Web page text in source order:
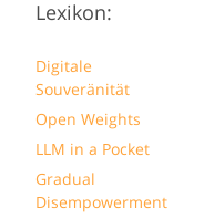
Lexikon:
Digitale
Souveränität
Open Weights
LLM in a Pocket
Gradual
Disempowerment